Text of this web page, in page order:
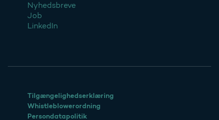
Nyhedsbreve
Job
LinkedIn
Tilgængelighedserklæring
Whistleblowerordning
Persondatapolitik